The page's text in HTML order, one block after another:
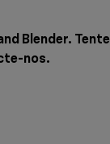
Blender. Tente
nos.